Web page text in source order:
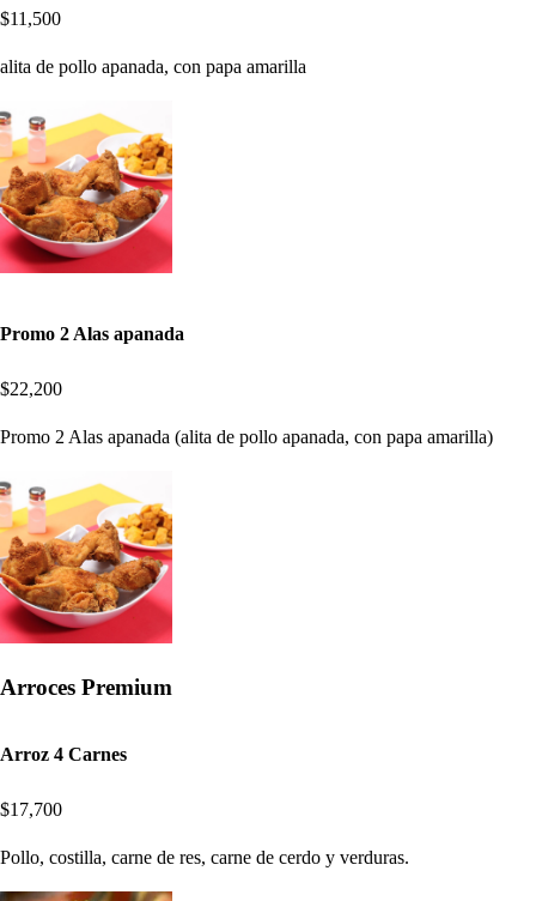
$11,500
alita de pollo apanada, con papa amarilla
Promo 2 Alas apanada
$22,200
Promo 2 Alas apanada (alita de pollo apanada, con papa amarilla)
Arroces Premium
Arroz 4 Carnes
$17,700
Pollo, costilla, carne de res, carne de cerdo y verduras.